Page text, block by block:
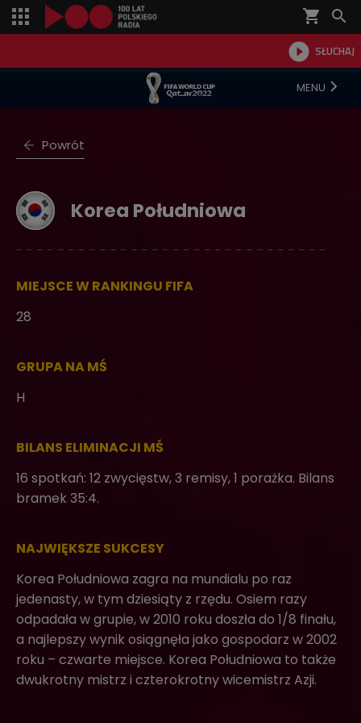
shopping_cart 
 SŁUCHAJ

MENU
Powrót
Korea Południowa
MIEJSCE W RANKINGU FIFA
28
GRUPA NA MŚ
H
BILANS ELIMINACJI MŚ
16 spotkań: 12 zwycięstw, 3 remisy, 1 porażka. Bilans
bramek 35:4.
NAJWIĘKSZE SUKCESY
Korea Południowa zagra na mundialu po raz
jedenasty, w tym dziesiąty z rzędu. Osiem razy
odpadała w grupie, w 2010 roku doszła do 1/8 finału,
a najlepszy wynik osiągnęła jako gospodarz w 2002
roku – czwarte miejsce. Korea Południowa to także
dwukrotny mistrz i czterokrotny wicemistrz Azji.